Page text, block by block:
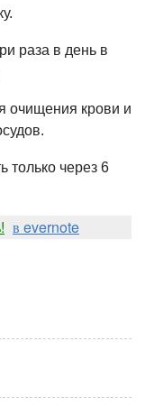
раза в день в
очищения крови и
только через 6
в evernote